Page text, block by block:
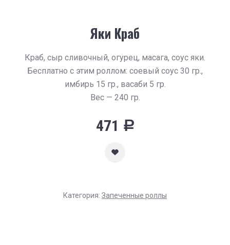
Яки Краб
Краб, сыр сливочный, огурец, масага, соус яки.
Бесплатно с этим роллом: соевый соус 30 гр.,
имбирь 15 гр., васаби 5 гр.
Вес — 240 гр.
471 Р
Категория: Запеченные роллы